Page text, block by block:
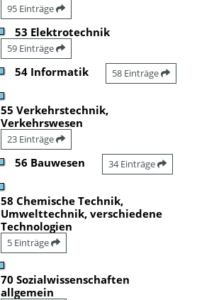
95 Einträge
53 Elektrotechnik
59 Einträge
54 Informatik 58 Einträge
55 Verkehrstechnik,
Verkehrswesen
23 Einträge
56 Bauwesen 34 Einträge
58 Chemische Technik,
Umwelttechnik, verschiedene
Technologien
5 Einträge
70 Sozialwissenschaften
allgemein